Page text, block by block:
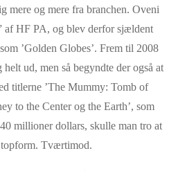
mere og mere fra branchen. Oveni
af HF PA, og blev derfor sjældent
’Golden Globes’. Frem til 2008
ud, men så begyndte der også at
titlerne ’The Mummy: Tomb of
to the Center og the Earth’, som
millioner dollars, skulle man tro at
topform. Tværtimod.